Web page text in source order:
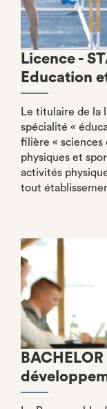
Licence -
Education
Le titulaire de la
spécialité «
filière « sciences
physiques et
activités
tout